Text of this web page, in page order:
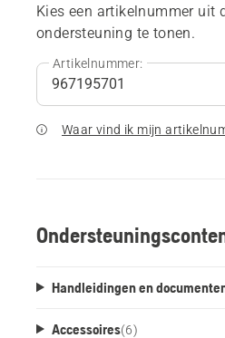
Kies een artikelnummer uit
ondersteuning te tonen.
Artikelnummer:
Waar vind ik mijn
Handleidingen en
Accessoires(6)